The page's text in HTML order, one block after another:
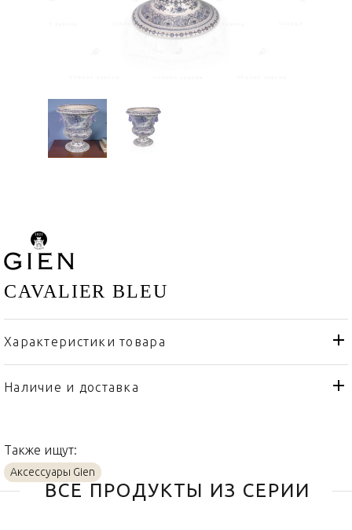
CAVALIER BLEU
Характеристики товара
Бренд
Gien
Страна производителя
Наличие и доставка
Также ищут:
Аксессуары Gien
ВСЕ ПРОДУКТЫ ИЗ СЕРИИ